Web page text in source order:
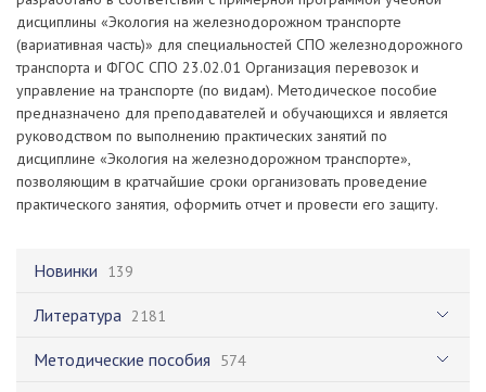
Новинки 139
Литература 2181
Методические пособия 574
дисциплины «Экология на железнодорожном транспорте
(вариативная часть)» для специальностей СПО железнодорожного
транспорта и ФГОС СПО 23.02.01 Организация перевозок и
управление на транспорте (по видам). Методическое пособие
предназначено для преподавателей и обучающихся и является
руководством по выполнению практических занятий по
дисциплине «Экология на железнодорожном транспорте»,
позволяющим в кратчайшие сроки организовать проведение
практического занятия, оформить отчет и провести его защиту.